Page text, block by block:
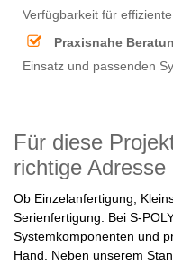
Verfügbarkeit für
Praxisnahe
Einsatz und passenden
Für diese
richtige Adresse
Ob Einzelanfertigung,
Serienfertigung: Bei S-
Systemkomponenten und
Hand. Neben unserem